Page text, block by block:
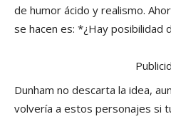
de humor ácido y realismo.
se hacen es: *¿Hay posibilidad
Dunham no descarta la idea,
volvería a estos personajes si